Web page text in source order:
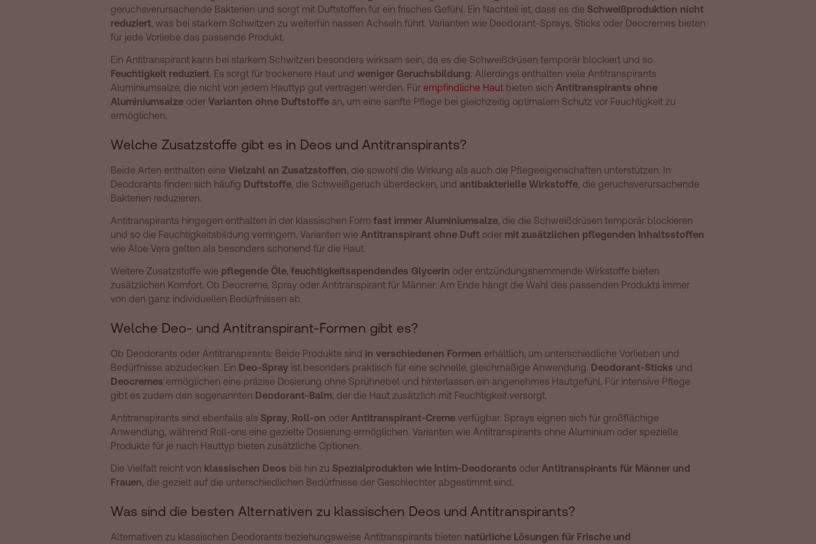
geruchsverursachende Bakterien und sorgt mit Duftstoffen für ein frisches Gefühl. Ein Nachteil ist, dass es die Schweißproduktion nicht
reduziert, was bei starkem Schwitzen zu weiterhin nassen Achseln führt. Varianten wie Deodorant-Sprays, Sticks oder Deocremes bieten
für jede Vorliebe das passende Produkt.
Ein Antitranspirant kann bei starkem Schwitzen besonders wirksam sein, da es die Schweißdrüsen temporär blockiert und so
Feuchtigkeit reduziert. Es sorgt für trockenere Haut und weniger Geruchsbildung. Allerdings enthalten viele Antitranspirants
Aluminiumsalze, die nicht von jedem Hauttyp gut vertragen werden. Für empfindliche Haut bieten sich Antitranspirants ohne
Aluminiumsalze oder Varianten ohne Duftstoffe an, um eine sanfte Pflege bei gleichzeitig optimalem Schutz vor Feuchtigkeit zu
ermöglichen.
Welche Zusatzstoffe gibt es in Deos und Antitranspirants?
Beide Arten enthalten eine Vielzahl an Zusatzstoffen, die sowohl die Wirkung als auch die Pflegeeigenschaften unterstützen. In
Deodorants finden sich häufig Duftstoffe, die Schweißgeruch überdecken, und antibakterielle Wirkstoffe, die geruchsverursachende
Bakterien reduzieren.
Antitranspirants hingegen enthalten in der klassischen Form fast immer Aluminiumsalze, die die Schweißdrüsen temporär blockieren
und so die Feuchtigkeitsbildung verringern. Varianten wie Antitranspirant ohne Duft oder mit zusätzlichen pflegenden Inhaltsstoffen
wie Aloe Vera gelten als besonders schonend für die Haut.
Weitere Zusatzstoffe wie pflegende Öle, feuchtigkeitsspendendes Glycerin oder entzündungshemmende Wirkstoffe bieten
zusätzlichen Komfort. Ob Deocreme, Spray oder Antitranspirant für Männer: Am Ende hängt die Wahl des passenden Produkts immer
von den ganz individuellen Bedürfnissen ab.
Welche Deo- und Antitranspirant-Formen gibt es?
Ob Deodorants oder Antitranspirants: Beide Produkte sind in verschiedenen Formen erhältlich, um unterschiedliche Vorlieben und
Bedürfnisse abzudecken. Ein Deo-Spray ist besonders praktisch für eine schnelle, gleichmäßige Anwendung. Deodorant-Sticks und
Deocremes ermöglichen eine präzise Dosierung ohne Sprühnebel und hinterlassen ein angenehmes Hautgefühl. Für intensive Pflege
gibt es zudem den sogenannten Deodorant-Balm, der die Haut zusätzlich mit Feuchtigkeit versorgt.
Antitranspirants sind ebenfalls als Spray, Roll-on oder Antitranspirant-Creme verfügbar. Sprays eignen sich für großflächige
Anwendung, während Roll-ons eine gezielte Dosierung ermöglichen. Varianten wie Antitranspirants ohne Aluminium oder spezielle
Produkte für je nach Hauttyp bieten zusätzliche Optionen.
Die Vielfalt reicht von klassischen Deos bis hin zu Spezialprodukten wie Intim-Deodorants oder Antitranspirants für Männer und
Frauen, die gezielt auf die unterschiedlichen Bedürfnisse der Geschlechter abgestimmt sind.
Was sind die besten Alternativen zu klassischen Deos und Antitranspirants?
Alternativen zu klassischen Deodorants beziehungsweise Antitranspirants bieten natürliche Lösungen für Frische und